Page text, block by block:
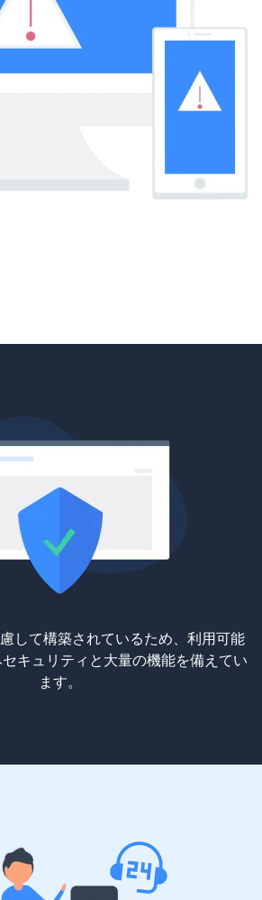
して構築されているため、利用可能
キュリティと大量の機能を備えてい
ます。